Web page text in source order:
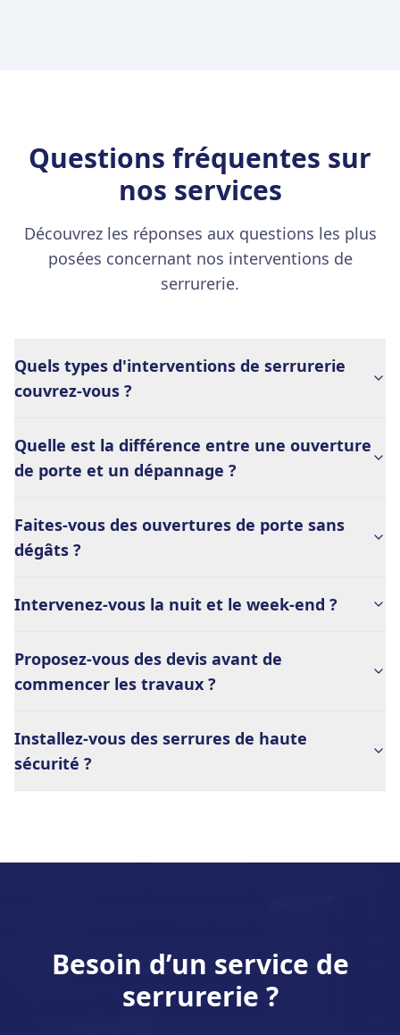
Questions fréquentes sur
nos services
Découvrez les réponses aux questions les plus
posées concernant nos interventions de
serrurerie.
Quels types d'interventions de serrurerie
couvrez-vous ?
Quelle est la différence entre une ouverture
de porte et un dépannage ?
Faites-vous des ouvertures de porte sans
dégâts ?
Intervenez-vous la nuit et le week-end ?
Proposez-vous des devis avant de
commencer les travaux ?
Installez-vous des serrures de haute
sécurité ?
Besoin d’un service de
serrurerie ?